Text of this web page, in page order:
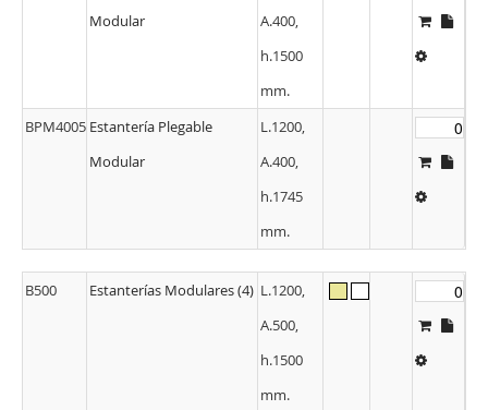
Modular
A.400,
h.1500
mm.
BPM4005 Estantería Plegable
Modular
L.1200,
A.400,
h.1745
mm.
B500 Estanterías Modulares (4) L.1200,
A.500,
h.1500
mm.